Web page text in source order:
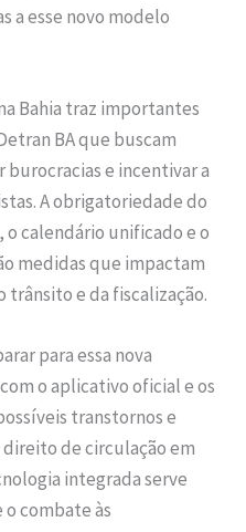
a esse novo modelo
Bahia traz importantes
BA que buscam
e incentivar a
A obrigatoriedade do
calendário unificado e o
medidas que impactam
e da fiscalização.
para essa nova
o aplicativo oficial e os
transtornos e
de circulação em
integrada serve
combate às